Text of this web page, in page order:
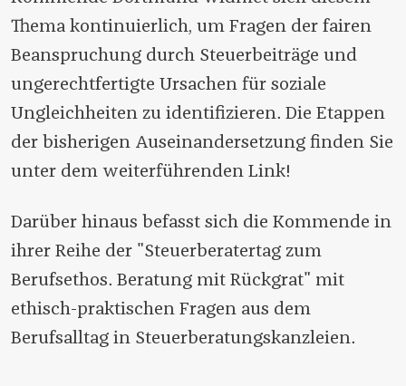
Thema kontinuierlich, um Fragen der fairen
Beanspruchung durch Steuerbeiträge und
ungerechtfertigte Ursachen für soziale
Ungleichheiten zu identifizieren. Die Etappen
der bisherigen Auseinandersetzung finden Sie
unter dem weiterführenden Link!
Darüber hinaus befasst sich die Kommende in
ihrer Reihe der "Steuerberatertag zum
Berufsethos. Beratung mit Rückgrat" mit
ethisch-praktischen Fragen aus dem
Berufsalltag in Steuerberatungskanzleien.